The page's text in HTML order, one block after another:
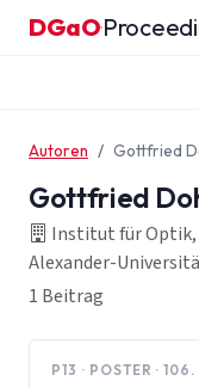
Zum Inhalt springen
DGaO·
Autoren Gottfried
Gottfried
Institut für
Alexander-
1 Beitrag
P13 · POSTER ·